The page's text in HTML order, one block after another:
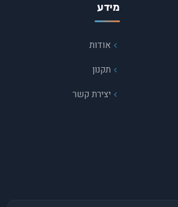
מידע
אודות
תקנון
יצירת קשר